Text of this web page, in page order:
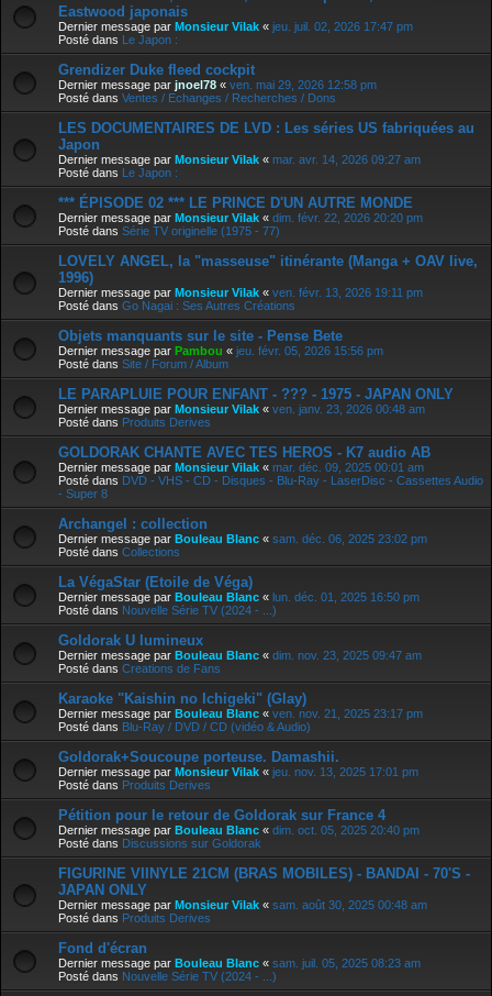
Eastwood japonais
Dernier message par Monsieur Vilak « jeu. juil. 02, 2026 17:47 pm
Posté dans Le Japon :
Grendizer Duke fleed cockpit
Dernier message par jnoel78 « ven. mai 29, 2026 12:58 pm
Posté dans Ventes / Echanges / Recherches / Dons
LES DOCUMENTAIRES DE LVD : Les séries US fabriquées au
Japon
Dernier message par Monsieur Vilak « mar. avr. 14, 2026 09:27 am
Posté dans Le Japon :
*** ÉPISODE 02 *** LE PRINCE D'UN AUTRE MONDE
Dernier message par Monsieur Vilak « dim. févr. 22, 2026 20:20 pm
Posté dans Série TV originelle (1975 - 77)
LOVELY ANGEL, la "masseuse" itinérante (Manga + OAV live,
1996)
Dernier message par Monsieur Vilak « ven. févr. 13, 2026 19:11 pm
Posté dans Go Nagai : Ses Autres Créations
Objets manquants sur le site - Pense Bete
Dernier message par Pambou « jeu. févr. 05, 2026 15:56 pm
Posté dans Site / Forum / Album
LE PARAPLUIE POUR ENFANT - ??? - 1975 - JAPAN ONLY
Dernier message par Monsieur Vilak « ven. janv. 23, 2026 00:48 am
Posté dans Produits Derives
GOLDORAK CHANTE AVEC TES HEROS - K7 audio AB
Dernier message par Monsieur Vilak « mar. déc. 09, 2025 00:01 am
Posté dans DVD - VHS - CD - Disques - Blu-Ray - LaserDisc - Cassettes Audio
- Super 8
Archangel : collection
Dernier message par Bouleau Blanc « sam. déc. 06, 2025 23:02 pm
Posté dans Collections
La VégaStar (Etoile de Véga)
Dernier message par Bouleau Blanc « lun. déc. 01, 2025 16:50 pm
Posté dans Nouvelle Série TV (2024 - ...)
Goldorak U lumineux
Dernier message par Bouleau Blanc « dim. nov. 23, 2025 09:47 am
Posté dans Creations de Fans
Karaoke "Kaishin no Ichigeki" (Glay)
Dernier message par Bouleau Blanc « ven. nov. 21, 2025 23:17 pm
Posté dans Blu-Ray / DVD / CD (vidéo & Audio)
Goldorak+Soucoupe porteuse. Damashii.
Dernier message par Monsieur Vilak « jeu. nov. 13, 2025 17:01 pm
Posté dans Produits Derives
Pétition pour le retour de Goldorak sur France 4
Dernier message par Bouleau Blanc « dim. oct. 05, 2025 20:40 pm
Posté dans Discussions sur Goldorak
FIGURINE VIINYLE 21CM (BRAS MOBILES) - BANDAI - 70'S -
JAPAN ONLY
Dernier message par Monsieur Vilak « sam. août 30, 2025 00:48 am
Posté dans Produits Derives
Fond d'écran
Dernier message par Bouleau Blanc « sam. juil. 05, 2025 08:23 am
Posté dans Nouvelle Série TV (2024 - ...)